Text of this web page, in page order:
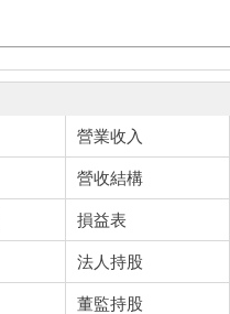
營業收入
營收結構
損益表
法人持股
董監持股